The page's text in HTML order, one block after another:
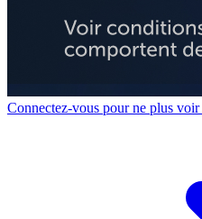
Connectez-vous pour ne plus voir